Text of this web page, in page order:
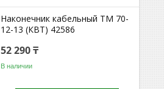
Наконечник кабельный ТМ 70-
12-13 (КВТ) 42586
52 290 ₸
В наличии